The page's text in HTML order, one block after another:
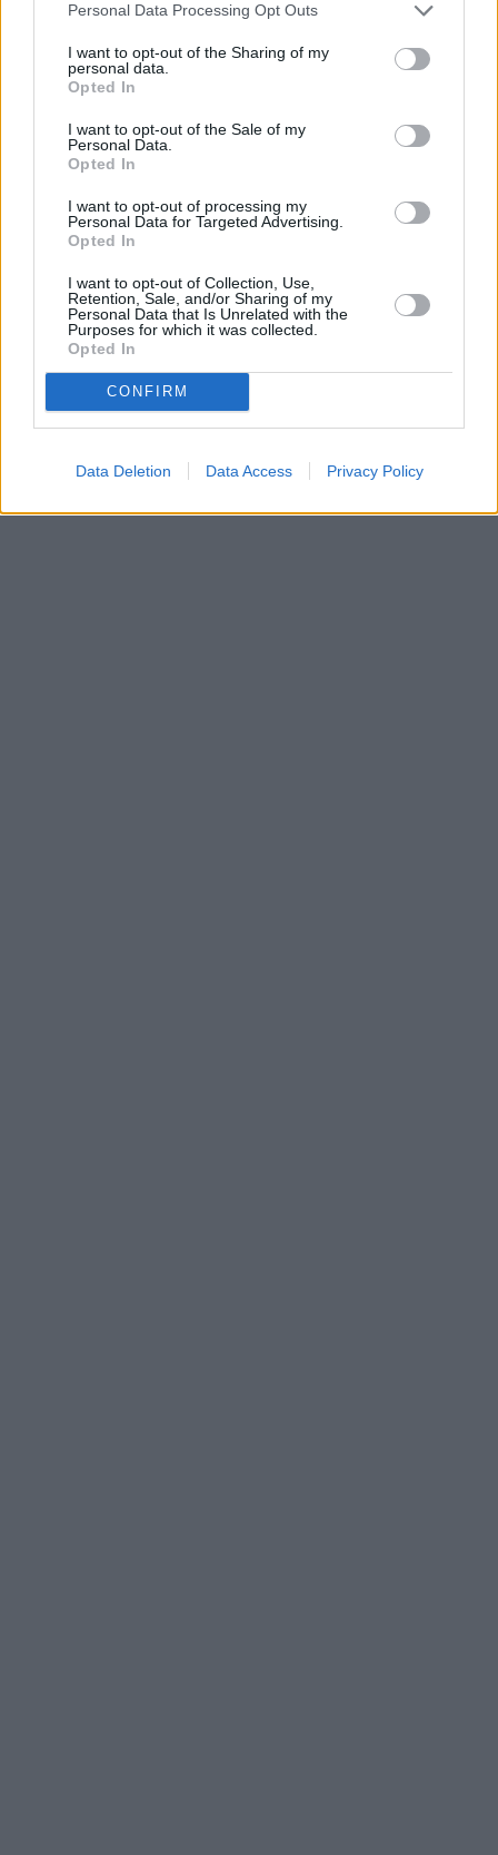
Personal Data Processing Opt Outs
I want to opt-out of the Sharing of my
personal data.
Opted In
I want to opt-out of the Sale of my
Personal Data.
Opted In
I want to opt-out of processing my
Personal Data for Targeted Advertising.
Opted In
I want to opt-out of Collection, Use,
Retention, Sale, and/or Sharing of my
Personal Data that Is Unrelated with the
Purposes for which it was collected.
Opted In
CONFIRM
Data Deletion Data Access Privacy Policy
O webu parabola.cz •O souborech cookies•
Dovolená u moře•Bazény